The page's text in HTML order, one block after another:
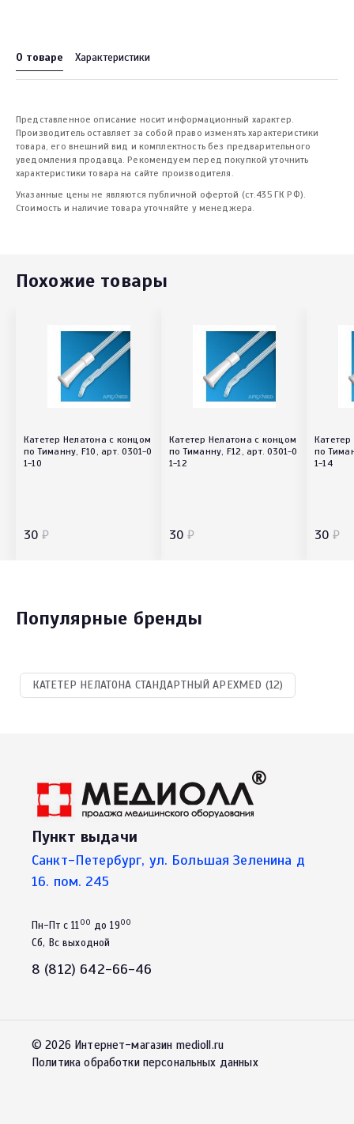
О товаре Характеристики
Представленное описание носит информационный характер.
Производитель оставляет за собой право изменять характеристики
товара, его внешний вид и комплектность без предварительного
уведомления продавца. Рекомендуем перед покупкой уточнить
характеристики товара на сайте производителя.
Указанные цены не являются публичной офертой (ст.435 ГК РФ).
Стоимость и наличие товара уточняйте у менеджера.
Похожие товары
Катетер Нелатона с концом
по Тиманну, F10, арт. 0301-0
1-10
30 ₽
Катетер Нелатона с концом
по Тиманну, F12, арт. 0301-0
1-12
30 ₽
по
1-14
30 ₽
Популярные бренды
КАТЕТЕР НЕЛАТОНА СТАНДАРТНЫЙ APEXMED (12)
Пункт выдачи
Санкт-Петербург, ул. Большая Зеленина д
16. пом. 245
Пн-Пт с 1100 до 1900
Сб, Вс выходной
8 (812) 642-66-46
© 2026 Интернет-магазин medioll.ru
Политика обработки персональных данных